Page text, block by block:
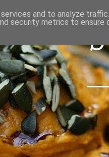
and to analyze
security metrics to ensure